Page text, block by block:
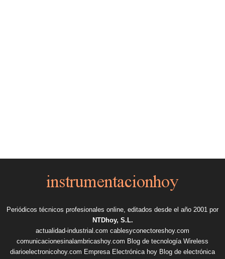
Periódicos técnicos profesionales online, editados desde el año 2001 por
NTDhoy, S.L.
actualidad-industrial.com cablesyconectoreshoy.com
comunicacionesinalambricashoy.com Blog de tecnología Wireless
diarioelectronicohoy.com Empresa Electrónica hoy Blog de electrónica